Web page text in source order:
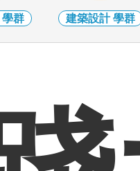
學群 建築設計學群